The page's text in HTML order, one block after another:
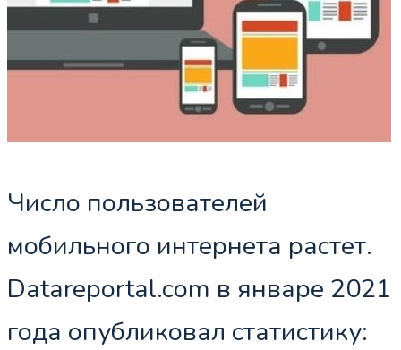
Число пользователей
мобильного интернета растет.
Datareportal.com в январе 2021
года опубликовал статистику: